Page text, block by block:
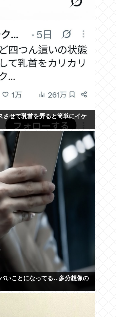
させて乳首を弄ると簡単にイケ
いことになってる…多分想像の